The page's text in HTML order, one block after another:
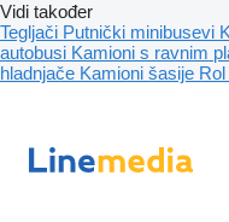
Vidi također
Tegljači Putnički minibusevi
autobusi Kamioni s ravnim
hladnjače Kamioni šasije